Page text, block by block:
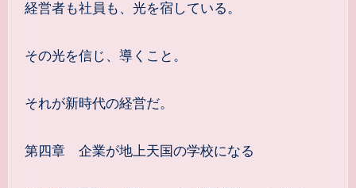
経営者も社員も、光を宿している。
その光を信じ、導くこと。
それが新時代の経営だ。
第四章 企業が地上天国の学校になる